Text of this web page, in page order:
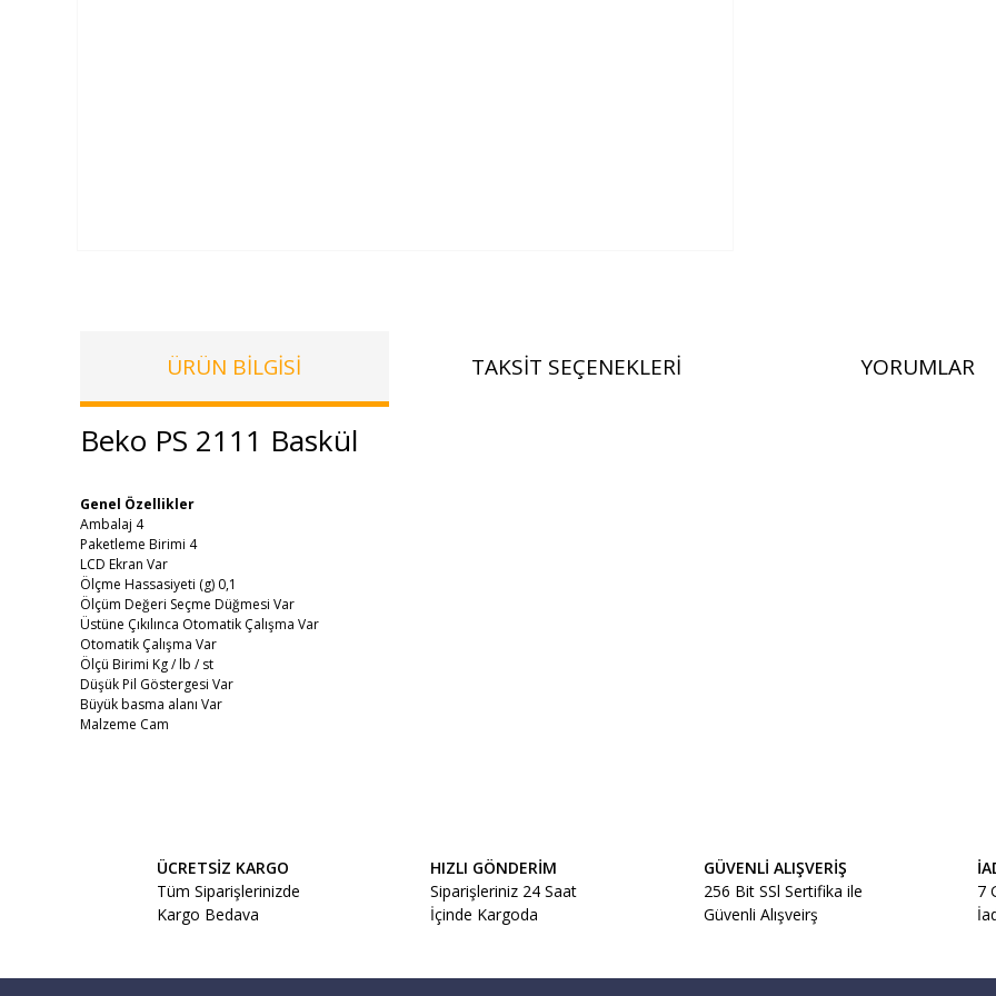
ÜRÜN BILGISI TAKSIT SEÇENEKLERI YORUMLAR
Beko PS 2111 Baskül
Genel Özellikler
Ambalaj 4
Paketleme Birimi 4
LCD Ekran Var
Ölçme Hassasiyeti (g) 0,1
Ölçüm Değeri Seçme Düğmesi Var
Üstüne Çıkılınca Otomatik Çalışma Var
Otomatik Çalışma Var
Ölçü Birimi Kg / lb / st
Düşük Pil Göstergesi Var
Büyük basma alanı Var
Malzeme Cam
Yorum Yaz
Ürün resmi kalitesiz, bozuk veya görüntülenemiyor.
Ürün açıklamasında eksik bilgiler bulunuyor.
Ürün bilgilerinde hatalar bulunuyor.
Bu ürüne benzer farklı alternatifler olmalı.
ÜCRETSİZ KARGO
Tüm Siparişlerinizde
Kargo Bedava
HIZLI GÖNDERİM
Siparişleriniz 24 Saat
İçinde Kargoda
GÜVENLİ ALIŞVERİŞ
256 Bit SSl Sertifika ile
Güvenli Alışveirş
7